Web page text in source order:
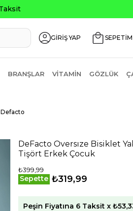
GİRİŞ YAP SEPETİM
BRANŞLAR VITAMIN GÖZLÜK
Defacto
DeFacto Oversıze Bisiklet
Tişört Erkek Çocuk
₺399,99
Sepette ₺319,99
Peşin Fiyatına 6 Taksit x